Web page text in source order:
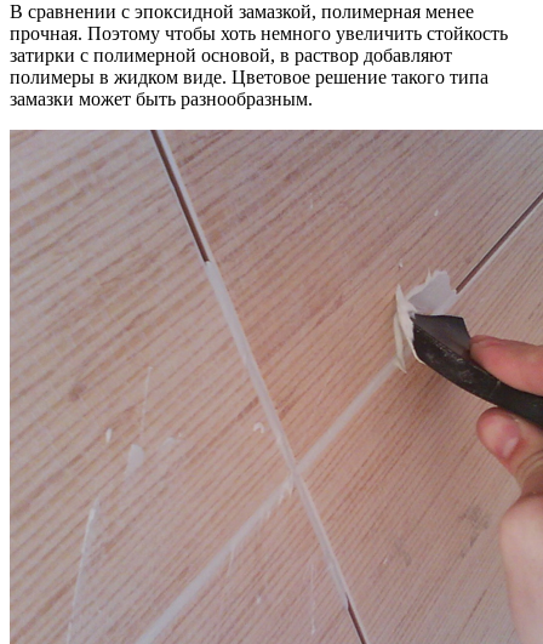
В сравнении с эпоксидной замазкой, полимерная менее
прочная. Поэтому чтобы хоть немного увеличить стойкость
затирки с полимерной основой, в раствор добавляют
полимеры в жидком виде. Цветовое решение такого типа
замазки может быть разнообразным.